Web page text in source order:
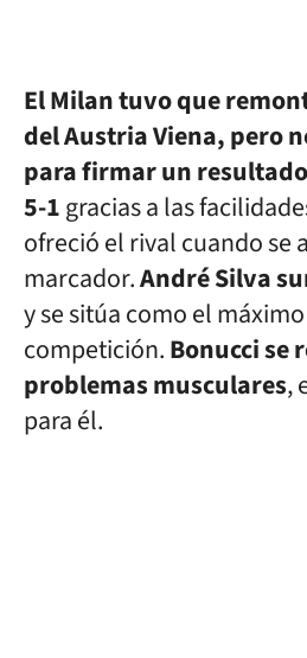
El Milan tuvo que
del Austria Viena, pero
para firmar un
5-1gracias a las
ofreció el rival cuando se
marcador.André Silva
y se sitúa como el
competición.Bonucci se
problemas musculares,
para él.